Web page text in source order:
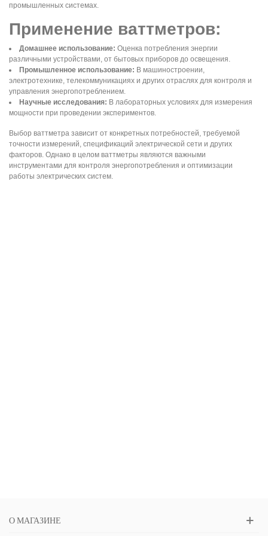
промышленных системах.
Применение ваттметров:
Домашнее использование: Оценка потребления энергии
различными устройствами, от бытовых приборов до освещения.
Промышленное использование: В машиностроении,
электротехнике, телекоммуникациях и других отраслях для контроля и
управления энергопотреблением.
Научные исследования: В лабораторных условиях для измерения
мощности при проведении экспериментов.
Выбор ваттметра зависит от конкретных потребностей, требуемой
точности измерений, спецификаций электрической сети и других
факторов. Однако в целом ваттметры являются важными
инструментами для контроля энергопотребления и оптимизации
работы электрических систем.
О МАГАЗИНЕ